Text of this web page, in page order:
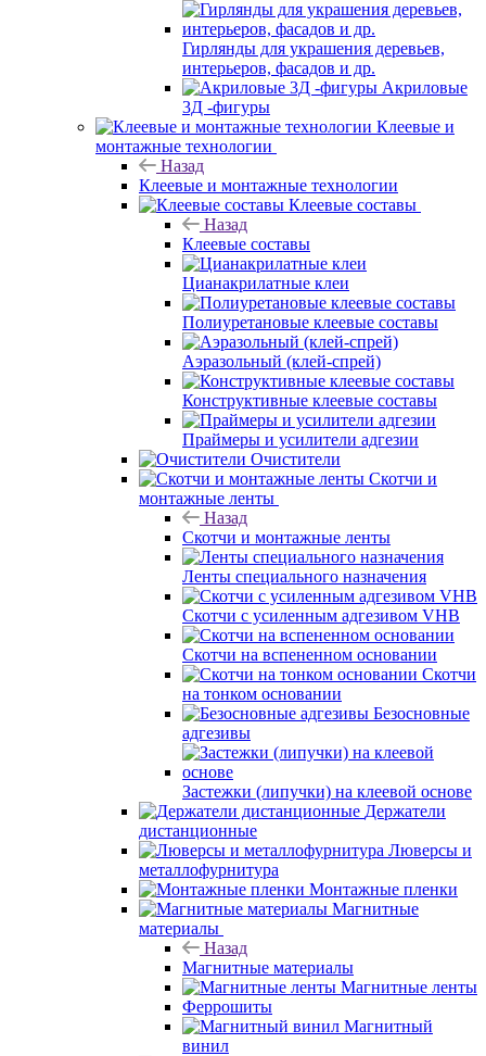
Гирлянды для украшения деревьев,
интерьеров, фасадов и др.
Акриловые
3Д -фигуры
Клеевые и
монтажные технологии
Назад
Клеевые и монтажные технологии
Клеевые составы
Назад
Клеевые составы
Цианакрилатные клеи
Полиуретановые клеевые составы
Аэразольный (клей-спрей)
Конструктивные клеевые составы
Праймеры и усилители адгезии
Очистители
Скотчи и
монтажные ленты
Назад
Скотчи и монтажные ленты
Ленты специального назначения
Скотчи с усиленным адгезивом VHB
Скотчи на вспененном основании
Скотчи
на тонком основании
Безосновные
адгезивы
Застежки (липучки) на клеевой основе
Держатели
дистанционные
Люверсы и
металлофурнитура
Монтажные пленки
Магнитные
материалы
Назад
Магнитные материалы
Магнитные ленты
Феррошиты
Магнитный
винил